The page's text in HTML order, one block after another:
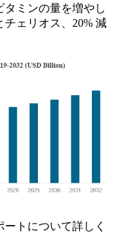
タミンの量を増やし
チェリオス、20% 減
ートについて詳しく